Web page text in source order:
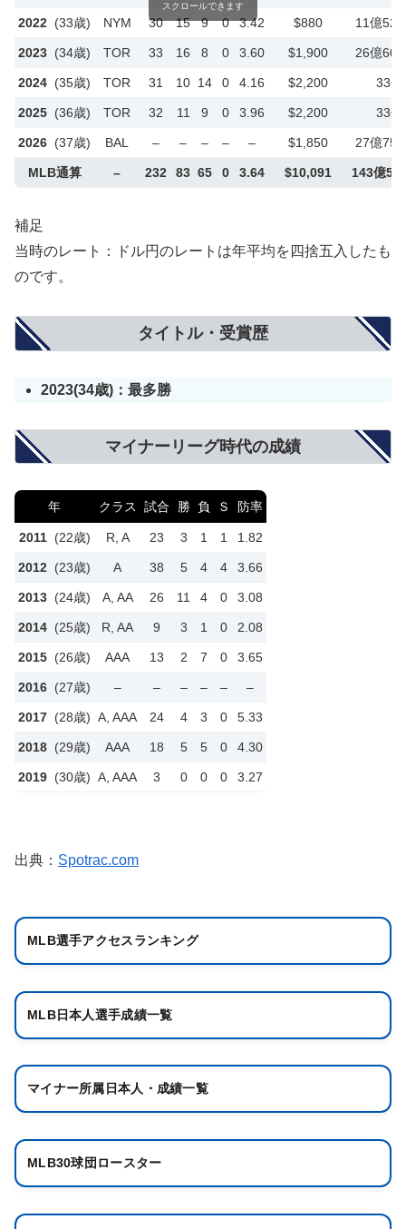
2022 (33歳) NYM 30 15 9 0 3.42 $880 11億
2023 (34歳) TOR 33 16 8 0 3.60 $1,900 26億
2024 (35歳) TOR 31 10 14 0 4.16 $2,200 33億
2025 (36歳) TOR 32 11 9 0 3.96 $2,200 33億
2026 (37歳) BAL – – – – – $1,850 27億
MLB通算 – 232 83 65 0 3.64 $10,091 143億
スクロールできます
補足
当時のレート：ドル円のレートは年平均を四捨五入したも
のです。
タイトル・受賞歴
2023(34歳)：最多勝
マイナーリーグ時代の成績
年 クラス 試合 勝 負 Ｓ 防率
2011 (22歳) R, A 23 3 1 1 1.82
2012 (23歳) A 38 5 4 4 3.66
2013 (24歳) A, AA 26 11 4 0 3.08
2014 (25歳) R, AA 9 3 1 0 2.08
2015 (26歳) AAA 13 2 7 0 3.65
2016 (27歳) – – – – – –
2017 (28歳) A, AAA 24 4 3 0 5.33
2018 (29歳) AAA 18 5 5 0 4.30
2019 (30歳) A, AAA 3 0 0 0 3.27
出典： Spotrac.com
MLB選手アクセスランキング
MLB日本人選手成績一覧
マイナー所属日本人・成績一覧
MLB30球団ロースター